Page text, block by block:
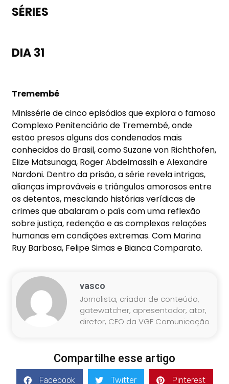
SÉRIES
DIA 31
Tremembé
Minissérie de cinco episódios que explora o famoso
Complexo Penitenciário de Tremembé, onde
estão presos alguns dos condenados mais
conhecidos do Brasil, como Suzane von Richthofen,
Elize Matsunaga, Roger Abdelmassih e Alexandre
Nardoni. Dentro da prisão, a série revela intrigas,
alianças improváveis e triângulos amorosos entre
os detentos, mesclando histórias verídicas de
crimes que abalaram o país com uma reflexão
sobre justiça, redenção e as complexas relações
humanas em condições extremas. Com Marina
Ruy Barbosa, Felipe Simas e Bianca Comparato.
vasco
Jornalista, criador de conteúdo,
gatewatcher, apresentador, ator,
diretor, CEO da VGF Comunicação
Compartilhe esse artigo
Facebook Twitter Pinterest